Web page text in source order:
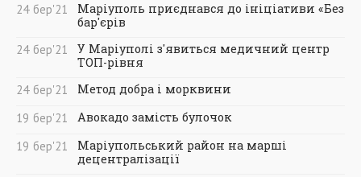
24 бер'21
Маріуполь приєднався до ініціативи «Без
бар'єрів
24 бер'21
У Маріуполі з'явиться медичний центр
ТОП-рівня
24 бер'21
Метод добра і морквини
19 бер'21
Авокадо замість булочок
19 бер'21
Маріупольський район на марші
децентралізації